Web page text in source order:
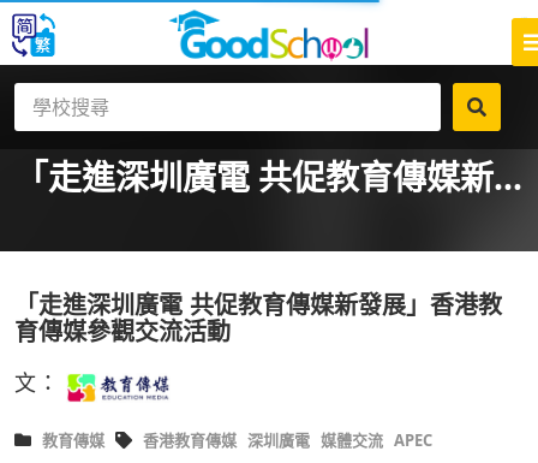
「走進深圳廣電 共促教育傳媒新...
「走進深圳廣電 共促教育傳媒新發展」香港教
育傳媒參觀交流活動
文：
教育傳媒 香港教育傳媒 深圳廣電 媒體交流 APEC